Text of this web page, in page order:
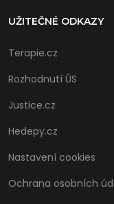
UŽITEČNÉ ODKAZY
Terapie.cz
Rozhodnutí ÚS
Justice.cz
Hedepy.cz
Nastavení cookies
Ochrana osobních